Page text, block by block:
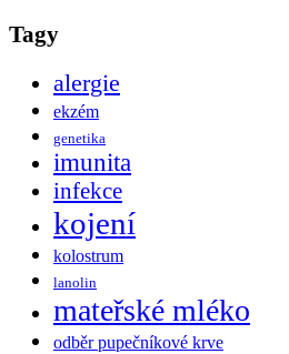
Tagy
alergie
ekzém
genetika
imunita
infekce
kojení
kolostrum
lanolin
mateřské mléko
odběr pupečníkové krve